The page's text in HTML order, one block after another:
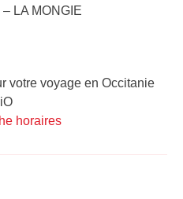
LA MONGIE
votre voyage en Occitanie
horaires